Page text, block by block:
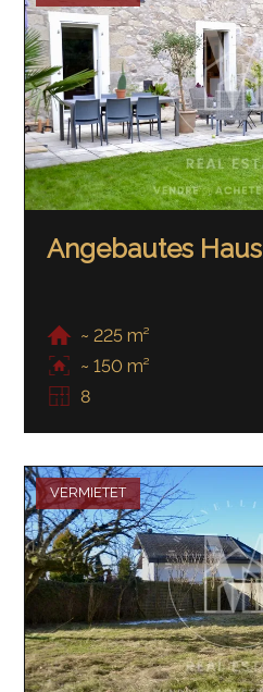
Angebautes Haus
~ 225 m²
~ 150 m²
8
VERMIETET